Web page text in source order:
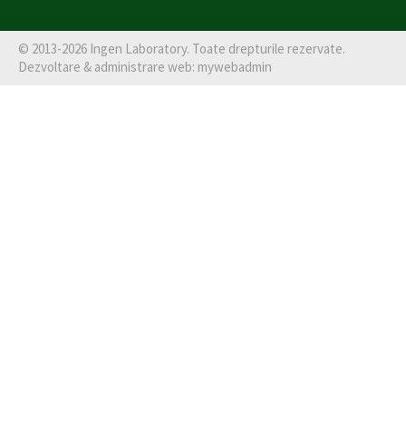
© 2013-2026 Ingen Laboratory. Toate drepturile rezervate.
Dezvoltare & administrare web: mywebadmin